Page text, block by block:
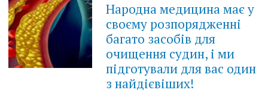
Народна медицина має у
своєму розпорядженні
багато засобів для
очищення судин, і ми
підготували для вас один
з найдієвіших!